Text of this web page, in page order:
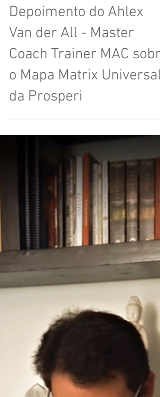
Depoimento do Ahlex
Van der All - Master
Coach Trainer MAC sobre
o Mapa Matrix Universal
da Prosperi